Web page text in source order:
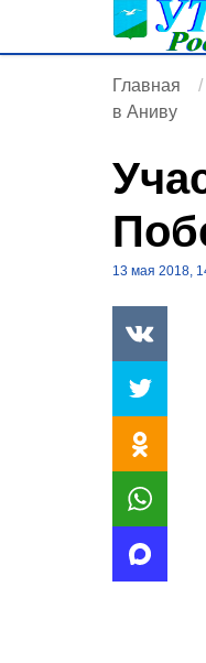
Главная
в Аниву
13 мая 2018,